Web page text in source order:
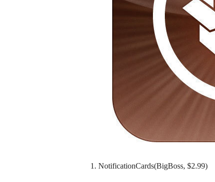
1. NotificationCards(BigBoss, $2.99)